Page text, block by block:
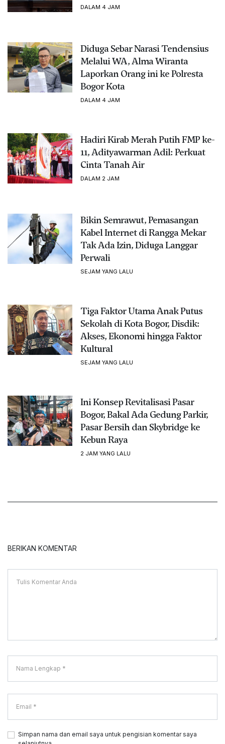
DALAM 4 JAM
Diduga Sebar Narasi Tendensius
Melalui WA, Alma Wiranta
Laporkan Orang ini ke Polresta
Bogor Kota
DALAM 4 JAM
Hadiri Kirab Merah Putih FMP ke-
11, Adityawarman Adil: Perkuat
Cinta Tanah Air
DALAM 2 JAM
Bikin Semrawut, Pemasangan
Kabel Internet di Rangga Mekar
Tak Ada Izin, Diduga Langgar
Perwali
SEJAM YANG LALU
Tiga Faktor Utama Anak Putus
Sekolah di Kota Bogor, Disdik:
Akses, Ekonomi hingga Faktor
Kultural
SEJAM YANG LALU
Ini Konsep Revitalisasi Pasar
Bogor, Bakal Ada Gedung Parkir,
Pasar Bersih dan Skybridge ke
Kebun Raya
2 JAM YANG LALU
BERIKAN KOMENTAR
Simpan nama dan email saya untuk pengisian komentar saya